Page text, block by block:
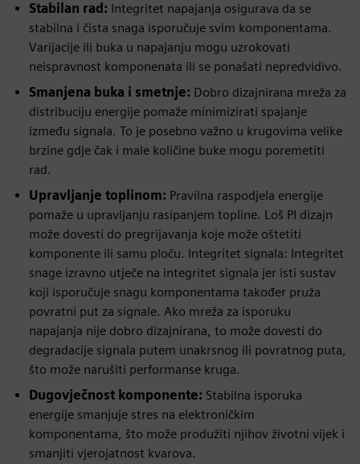
Stabilan rad: Integritet napajanja osigurava da se
stabilna i čista snaga isporučuje svim komponentama.
Varijacije ili buka u napajanju mogu uzrokovati
neispravnost komponenata ili se ponašati nepredvidivo.
Smanjena buka i smetnje: Dobro dizajnirana mreža za
distribuciju energije pomaže minimizirati spajanje
između signala. To je posebno važno u krugovima velike
brzine gdje čak i male količine buke mogu poremetiti
rad.
Upravljanje toplinom: Pravilna raspodjela energije
pomaže u upravljanju rasipanjem topline. Loš PI dizajn
može dovesti do pregrijavanja koje može oštetiti
komponente ili samu ploču. Integritet signala: Integritet
snage izravno utječe na integritet signala jer isti sustav
koji isporučuje snagu komponentama također pruža
povratni put za signale. Ako mreža za isporuku
napajanja nije dobro dizajnirana, to može dovesti do
degradacije signala putem unakrsnog ili povratnog puta,
što može narušiti performanse kruga.
Dugovječnost komponente: Stabilna isporuka
energije smanjuje stres na elektroničkim
komponentama, što može produžiti njihov životni vijek i
smanjiti vjerojatnost kvarova.